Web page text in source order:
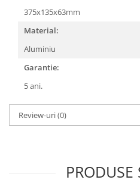
375x135x63mm
Material:
Aluminiu
Garantie:
5 ani.
Review-uri(0)
PRODUSE